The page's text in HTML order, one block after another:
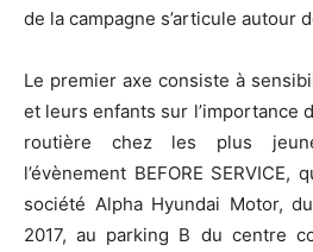
de la campagne s’articule autour
Le premier axe consiste à
et leurs enfants sur l’importance
routière chez les plus
l’évènement BEFORE
société Alpha Hyundai Motor,
2017, au parking B du centre